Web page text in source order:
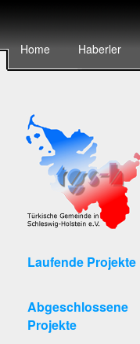
Home Haberler
Laufende Projekte
Abgeschlossene
Projekte